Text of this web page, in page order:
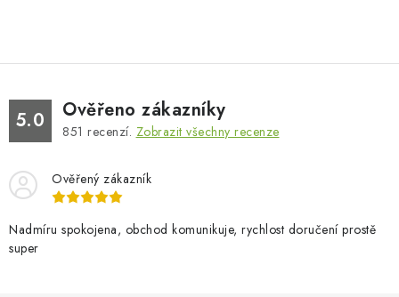
5.0 Ověřeno zákazníky
851 recenzí. Zobrazit všechny recenze
Ověřený zákazník
Nadmíru spokojena, obchod komunikuje, rychlost doručení prostě
super